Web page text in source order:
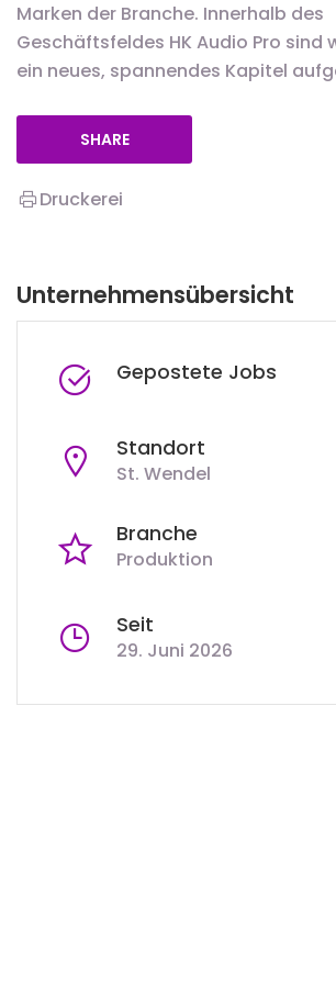
Marken der Branche. Innerhalb des
Geschäftsfeldes HK Audio Pro sind
ein neues, spannendes Kapitel
SHARE
Druckerei
Unternehmensübersicht
Gepostete Jobs
Standort
St. Wendel
Branche
Produktion
Seit
29. Juni 2026